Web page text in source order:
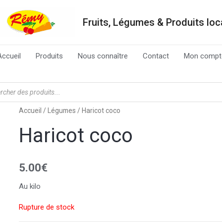
Fruits, Légumes & Produits
Produits Nous connaître Contact Mon
Accueil / Légumes / Haricot coco
Haricot coco
5.00€
Au kilo
Rupture de stock